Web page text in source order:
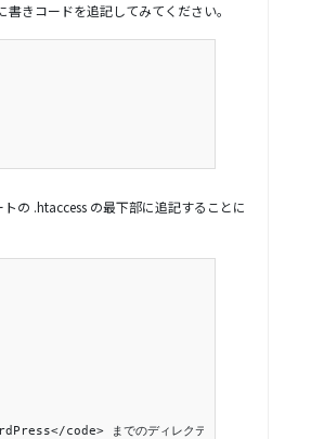
書きコードを追記してみてください。
の .htaccess の最下部に追記することに
code> までのディレクティブ (行) は